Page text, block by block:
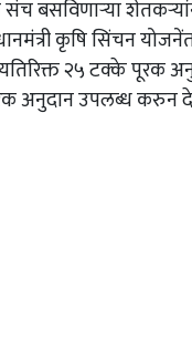
बसविणाऱ्या
कृषि सिंचन
२५ टक्के पूरक
अनुदान उपलब्ध करुन